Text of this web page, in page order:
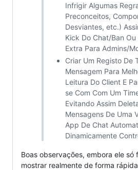
Infrigir Algumas
Preconceitos,
Desviantes, etc.)
Kick Do Chat/Ban
Extra Para Admins/
Criar Um Registo De
Mensagem Para
Leitura Do Client E
se Com Com Um
Evitando Assim
Mensagens De Uma
App De Chat
Dinamicamente
Boas observações, embora ele
mostrar realmente de forma